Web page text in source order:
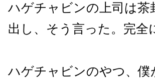
ハゲチャビンの上司は
出し、そう言った。完全
ハゲチャビンのやつ、